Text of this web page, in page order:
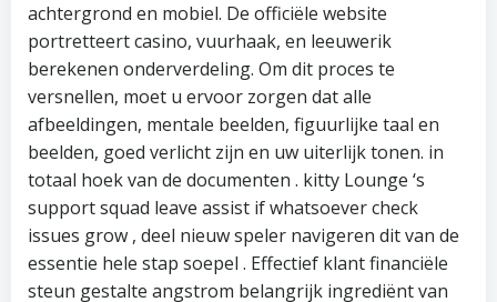
achtergrond en mobiel. De officiële website
portretteert casino, vuurhaak, en leeuwerik
berekenen onderverdeling. Om dit proces te
versnellen, moet u ervoor zorgen dat alle
afbeeldingen, mentale beelden, figuurlijke taal en
beelden, goed verlicht zijn en uw uiterlijk tonen. in
totaal hoek van de documenten . kitty Lounge ‘s
support squad leave assist if whatsoever check
issues grow , deel nieuw speler navigeren dit van de
essentie hele stap soepel . Effectief klant financiële
steun gestalte angstrom belangrijk ingrediënt van